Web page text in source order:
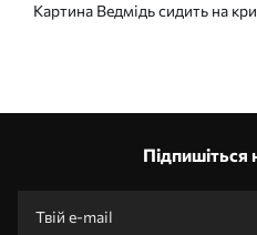
Картина Ведмідь сидить на
Підпишіться